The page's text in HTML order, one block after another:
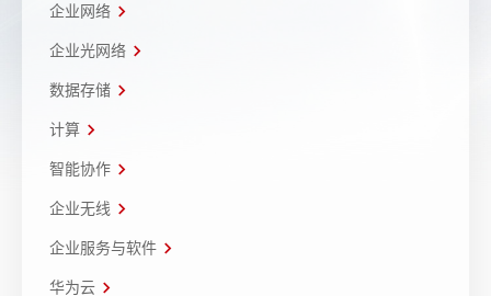
企业网络
企业光网络
数据存储
计算
智能协作
企业无线
企业服务与软件
华为云